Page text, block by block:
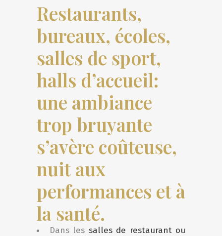
Restaurants,
bureaux, écoles,
salles de sport,
halls d’accueil:
une ambiance
trop bruyante
s’avère coûteuse,
nuit aux
performances et à
la santé.
Dans les salles de restaurant ou